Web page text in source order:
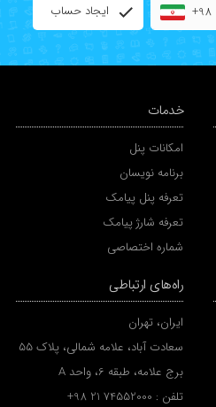
+98 ایجاد حساب
خدمات
امکانات پنل
برنامه نویسان
تعرفه پنل پیامک
تعرفه شارژ پیامک
شماره اختصاصی
راه‌های ارتباطی
ایران، تهران
سعادت آباد، علامه شمالی، پلاک 55
برج علامه، طبقه 6، واحد A
تلفن : +98 21 74552000